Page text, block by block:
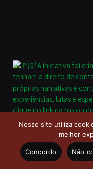
Nosso site utiliza
melhor
Concordo Não